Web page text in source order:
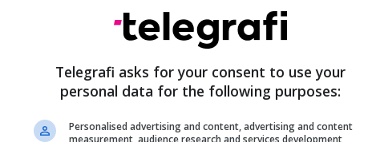
Telegrafi asks for your consent to use your
personal data for the following purposes:
Personalised advertising and content, advertising and content
measurement, audience research and services development